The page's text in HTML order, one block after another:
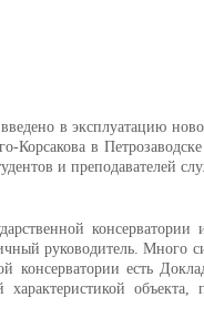
в эксплуатацию
в
и преподавателей
руководитель. Много
консерватории есть
объекта,